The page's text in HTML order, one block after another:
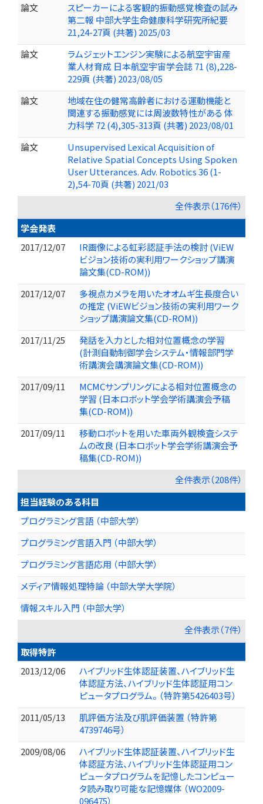
論文
スピーカーによる客観的振動感覚検査の試み
第二報 中部大学生命健康科学研究所紀要
21,24-27頁 (共著) 2025/03
論文
ラムジェットエンジン実験による航空宇宙産
業人材育成 日本航空宇宙学会誌 71 (8),228-
229頁 (共著) 2023/08/05
論文
地域在住の健常高齢者における運動機能と
関連する振動感覚には周波数特性がある 体
力科学 72 (4),305-313頁 (共著) 2023/08/01
論文
Unsupervised Lexical Acquisition of
Relative Spatial Concepts Using Spoken
User Utterances. Adv. Robotics 36 (1-
2),54-70頁 (共著) 2021/03
全件表示（176件）
学会発表
2017/12/07
IR画像による虹彩認証手法の検討 (ViEW
ビジョン技術の実利用ワークショップ講演
論文集(CD-ROM))
2017/12/07
多視点カメラを用いたオオムギ生長度合い
の推定 (ViEWビジョン技術の実利用ワーク
ショップ講演論文集(CD-ROM))
2017/11/25
発話を入力とした相対位置概念の学習
(計測自動制御学会システム・情報部門学
術講演会講演論文集(CD-ROM))
2017/09/11
MCMCサンプリングによる相対位置概念の
学習 (日本ロボット学会学術講演会予稿
集(CD-ROM))
2017/09/11
移動ロボットを用いた車両外観検査システ
ムの改良 (日本ロボット学会学術講演会予
稿集(CD-ROM))
全件表示（208件）
担当経験のある科目
プログラミング言語 （中部大学）
プログラミング言語入門 （中部大学）
プログラミング言語応用 （中部大学）
メディア情報処理特論 （中部大学大学院）
情報スキル入門 （中部大学）
全件表示（7件）
取得特許
2013/12/06
ハイブリッド生体認証装置、ハイブリッド生
体認証方法、ハイブリッド生体認証用コン
ピュータプログラム。 （特許第5426403号）
2011/05/13
肌評価方法及び肌評価装置 （特許第
4739746号）
2009/08/06
ハイブリッド生体認証装置、ハイブリッド生
体認証方法、ハイブリッド生体認証用コン
ピュータプログラムを記憶したコンピュー
タ読み取り可能な記憶媒体 （WO2009-
096475）